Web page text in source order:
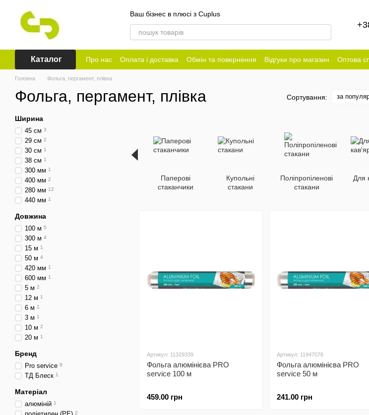
Ваш бізнес в плюсі з Cuplus
Каталог Про нас Оплата і доставка Обмін та повернення Відгуки про магазин Оптова
Головна Фольга, пергамент, плівка
Фольга, пергамент, плівка Сортування: за
Паперові
стаканчики
Купольні
стакани
Поліпропіленові
стакани
Для
Артикул: 11329339
Фольга алюмінієва PRO
service 100 м
459.00 грн
Артикул: 11947076
Фольга алюмінієва PRO
service 50 м
241.00 грн
Ширина
45 см 3
29 см 2
30 см 1
38 см 1
300 мм 1
400 мм 2
280 мм 12
440 мм 1
Довжина
100 м 5
300 м 4
15 м 1
50 м 4
420 мм 1
600 мм 1
5 м 2
12 м 1
6 м 1
3 м 1
10 м 2
20 м 1
Бренд
Pro service 9
ТД Блеск 1
Матеріал
алюміній 1
2